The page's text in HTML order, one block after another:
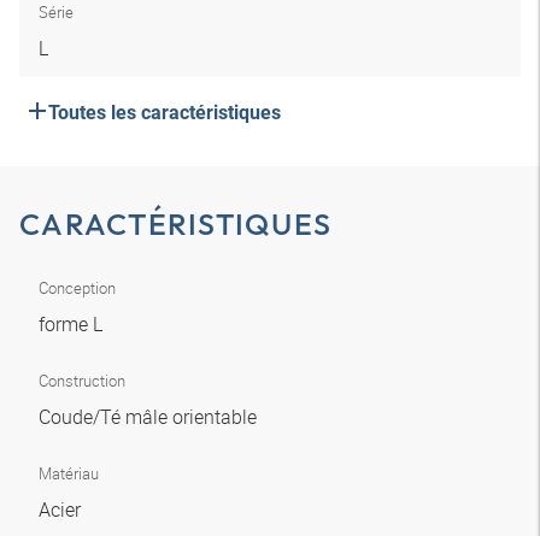
Série
L
Toutes les caractéristiques
CARACTÉRISTIQUES
Conception
forme L
Construction
Coude/Té mâle orientable
Matériau
Acier